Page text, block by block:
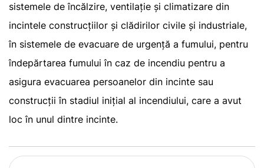
sistemele de încălzire, ventilație și climatizare din
incintele construcțiilor și clădirilor civile și industriale,
în sistemele de evacuare de urgență a fumului, pentru
îndepărtarea fumului în caz de incendiu pentru a
asigura evacuarea persoanelor din incinte sau
construcții în stadiul inițial al incendiului, care a avut
loc în unul dintre incinte.